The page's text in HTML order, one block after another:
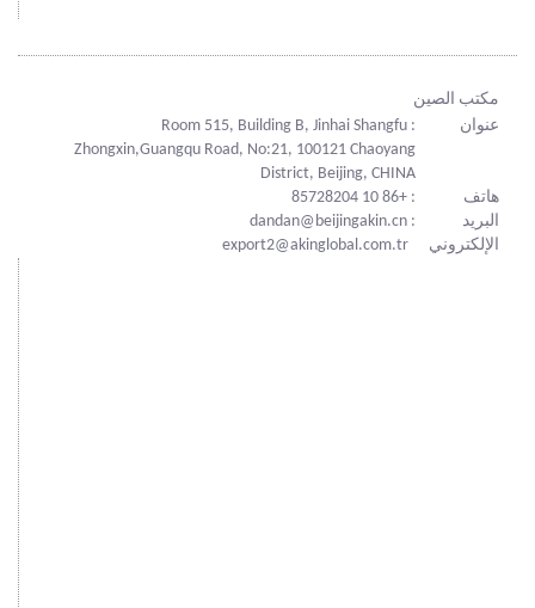
مكتب الصين
عنوان
: Room 515, Building B, Jinhai Shangfu
Zhongxin,Guangqu Road, No:21, 100121 Chaoyang
District, Beijing, CHINA
هاتف
: +86 10 85728204
البريد
الإلكتروني
: dandan@beijingakin.cn